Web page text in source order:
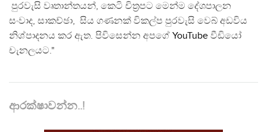
පුරවැසි වෘතාන්තයන්, කෙටි චිත්‍රපට මෙන්ම දේශපාලන
සංවාද, සාකච්ඡා, සිය ගණනක් විකල්ප පුරවැසි වෙබ් අඩවිය
නිශ්පාදනය කර ඇත. පිවිසෙන්න අපගේ YouTube වීඩියෝ
චැනලයට."
ආරක්ෂාවන්න..!